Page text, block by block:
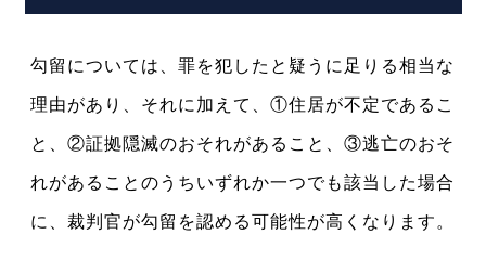
勾留については、罪を犯したと疑うに足りる相当な
理由があり、それに加えて、①住居が不定であるこ
と、②証拠隠滅のおそれがあること、③逃亡のおそ
れがあることのうちいずれか一つでも該当した場合
に、裁判官が勾留を認める可能性が高くなります。